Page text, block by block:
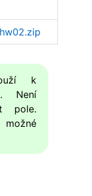
k
Není
pole.